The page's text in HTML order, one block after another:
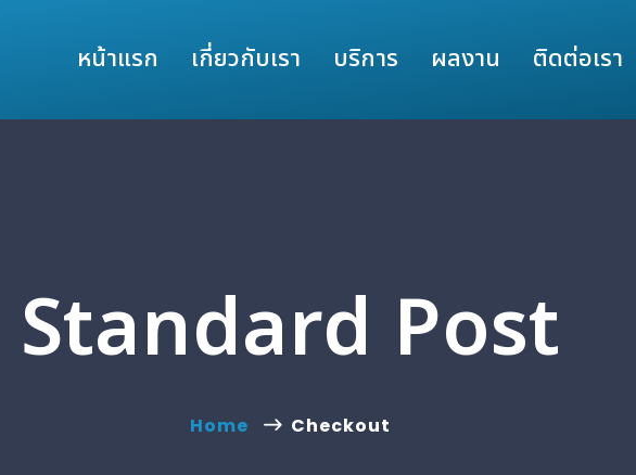
หน้าแรก เกี่ยวกับเรา บริการ ผลงาน ติดต่อเรา
Standard Post
Home Checkout